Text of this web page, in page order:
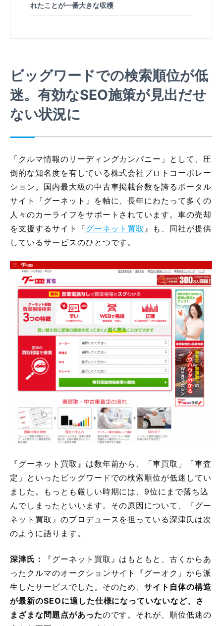
れたことが一番大きな収穫
ビッグワードでの検索順位が低
迷。有効なSEO施策が見出だせ
ない状況に
「クルマ情報のリーディングカンパニー」として、圧
倒的な知名度を有している株式会社プロトコーポレー
ション。国内最大級の中古車掲載台数を誇るポータル
サイト『グーネット』を軸に、長年にわたって多くの
人々のカーライフをサポートされています。車の売却
を支援するサイト『グーネット買取 』も、同社が提供
しているサービスのひとつです。
『グーネット買取』は数年前から、「車買取」「車査
定」といったビッグワードでの検索順位が低迷してい
ました。もっとも厳しい時期には、9位にまで落ち込
んでしまったといいます。その原因について、『グー
ネット買取』のプロデュースを担っている深津氏は次
のように語ります。
深津氏：
『グーネット買取』はもともと、古くからあ
ったクルマのオークションサイト『グーオク』から派
生したサービスでした。そのため、サイト自体の構造
が最新のSEOに適した仕様になっていないなど、さ
まざまな問題点があったのです。それが、順位低迷の